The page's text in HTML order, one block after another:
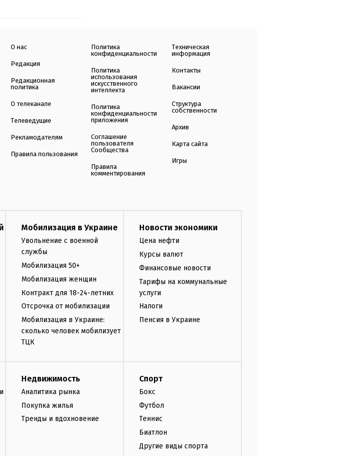
О нас
Редакция
Редакционная
политика
О телеканале
Телеведущие
Рекламодателям
Правила пользования
Политика
конфиденциальности
Политика
использования
искусственного
интеллекта
Политика
конфиденциальности
приложения
Соглашение
пользователя
Сообщества
Правила
комментирования
Техническая
информация
Контакты
Вакансии
Структура
собственности
Архив
Карта сайта
Игры
Мобилизация в Украине
Увольнение с военной
службы
Мобилизация 50+
Мобилизация женщин
Контракт для 18-24-летних
Отсрочка от мобилизации
Мобилизация в Украине:
сколько человек мобилизует
ТЦК
Новости экономики
Цена нефти
Курсы валют
Финансовые новости
Тарифы на коммунальные
услуги
Налоги
Пенсия в Украине
Недвижимость
Аналитика рынка
Покупка жилья
Тренды и вдохновение
Спорт
Бокс
Футбол
Теннис
Биатлон
Другие виды спорта